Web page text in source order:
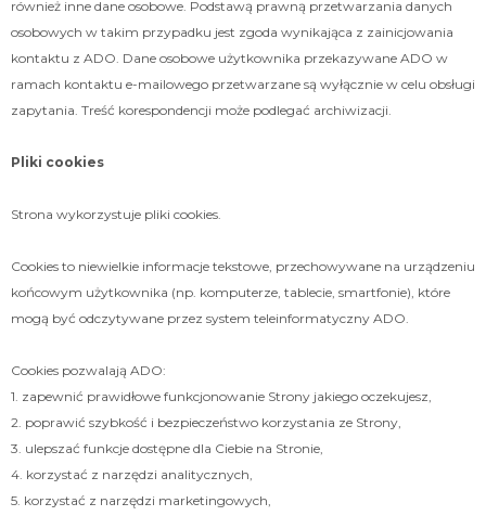
również inne dane osobowe. Podstawą prawną przetwarzania danych
osobowych w takim przypadku jest zgoda wynikająca z zainicjowania
kontaktu z ADO. Dane osobowe użytkownika przekazywane ADO w
ramach kontaktu e-mailowego przetwarzane są wyłącznie w celu obsługi
zapytania. Treść korespondencji może podlegać archiwizacji.
Pliki cookies
Strona wykorzystuje pliki cookies.
Cookies to niewielkie informacje tekstowe, przechowywane na urządzeniu
końcowym użytkownika (np. komputerze, tablecie, smartfonie), które
mogą być odczytywane przez system teleinformatyczny ADO.
Cookies pozwalają ADO:
1. zapewnić prawidłowe funkcjonowanie Strony jakiego oczekujesz,
2. poprawić szybkość i bezpieczeństwo korzystania ze Strony,
3. ulepszać funkcje dostępne dla Ciebie na Stronie,
4. korzystać z narzędzi analitycznych,
5. korzystać z narzędzi marketingowych,